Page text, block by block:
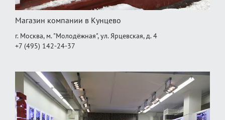
Магазин компании в Кунцево
г. Москва, м. "Молодёжная", ул. Ярцевская, д. 4
+7 (495) 142-24-37